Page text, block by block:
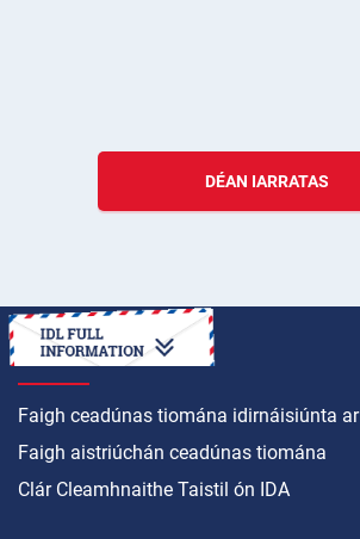
DÉAN IARRATAS
CONAS A
Faigh ceadúnas tiomána idirnáisiúnta
Faigh aistriúchán ceadúnas tiomána
Clár Cleamhnaithe Taistil ón IDA